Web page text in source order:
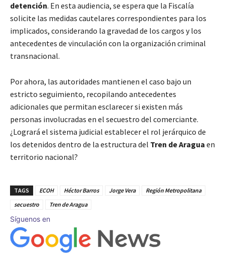
detención. En esta audiencia, se espera que la Fiscalía
solicite las medidas cautelares correspondientes para los
implicados, considerando la gravedad de los cargos y los
antecedentes de vinculación con la organización criminal
transnacional.
Por ahora, las autoridades mantienen el caso bajo un
estricto seguimiento, recopilando antecedentes
adicionales que permitan esclarecer si existen más
personas involucradas en el secuestro del comerciante.
¿Logrará el sistema judicial establecer el rol jerárquico de
los detenidos dentro de la estructura del Tren de Aragua en
territorio nacional?
TAGS ECOH Héctor Barros Jorge Vera
Región Metropolitana
secuestro
Tren de Aragua
Síguenos en